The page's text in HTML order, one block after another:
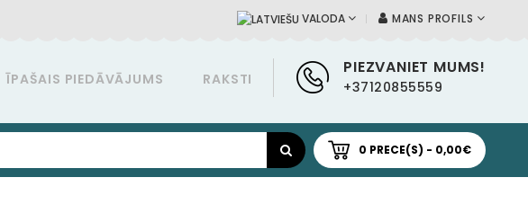
MANS PROFILS
VALODA
PIEZVANIET MUMS!
+37120855559
ĪPAŠAIS PIEDĀVĀJUMS RAKSTI
0 PRECE(S) - 0,00€